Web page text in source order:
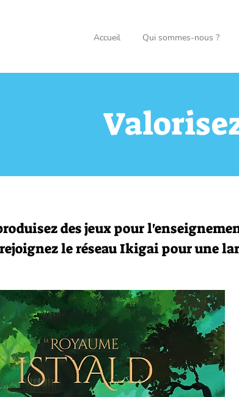
Accueil Qui sommes-nous ?
des jeux pour
rejoignez le réseau Ikigai pour une